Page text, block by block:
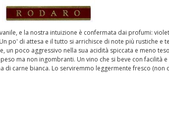
e la nostra intuizione è confermata dai profumi:
po' di attesa e il tutto si arrichisce di note più rustiche e
un poco aggressivo nella sua acidità spiccata e meno
ma non ingombranti. Un vino che si beve con facilità
carne bianca. Lo serviremmo leggermente fresco (non